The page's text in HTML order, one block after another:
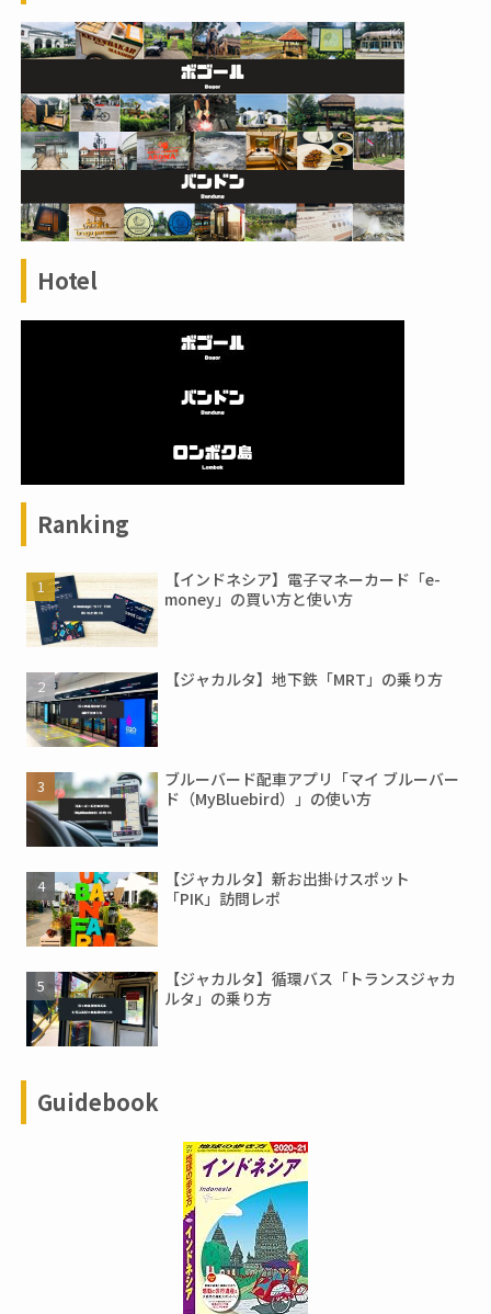
Hotel
Ranking
【インドネシア】電子マネーカード「e-
money」の買い方と使い方
【ジャカルタ】地下鉄「MRT」の乗り方
ブルーバード配車アプリ「マイ ブルーバー
ド（MyBluebird）」の使い方
【ジャカルタ】新お出掛けスポット
「PIK」訪問レポ
【ジャカルタ】循環バス「トランスジャカ
ルタ」の乗り方
Guidebook